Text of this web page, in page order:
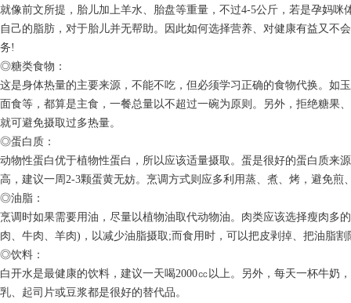
就像前文所提，胎儿加上羊水、胎盘等重量，不过4-5公斤，若是孕妈
自己的脂肪，对于胎儿并无帮助。因此如何选择营养、对健康有益又不
务!
◎糖类食物：
这是身体热量的主要来源，不能不吃，但必须学习正确的食物代换。如
面食等，都算是主食，一餐总量以不超过一碗为原则。另外，拒绝糖果
就可避免摄取过多热量。
◎蛋白质：
动物性蛋白优于植物性蛋白，所以应该适量摄取。蛋是很好的蛋白质来
高，建议一周2-3颗蛋黄无妨。烹调方式则应多利用蒸、煮、烤，避免煎
◎油脂：
烹调时如果需要用油，尽量以植物油取代动物油。肉类应该选择瘦肉多
肉、牛肉、羊肉)，以减少油脂摄取;而食用时，可以把皮剥掉、把油脂
◎饮料：
白开水是最健康的饮料，建议一天喝2000㏄以上。另外，每天一杯牛奶
乳、起司片或豆浆都是很好的替代品。